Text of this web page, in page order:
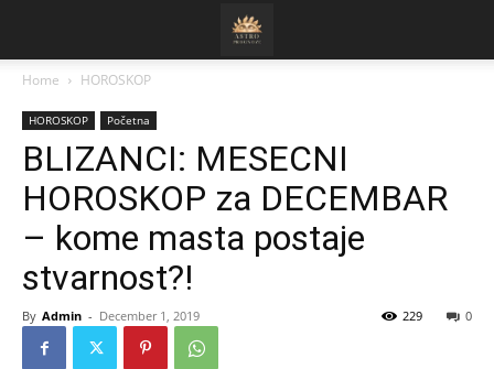
Home HOROSKOP
HOROSKOP Početna
BLIZANCI: MESECNI
HOROSKOP za DECEMBAR
– kome masta postaje
stvarnost?!
By Admin - December 1, 2019 0
229